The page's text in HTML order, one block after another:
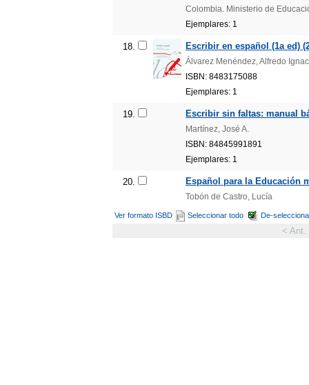
Colombia. Ministerio de
Ejemplares: 1
18. Escribir en español (1a ed)
Álvarez Menéndez, Alfredo
ISBN: 8483175088
Ejemplares: 1
19. Escribir sin faltas: manual
Martínez, José A.
ISBN: 84845991891
Ejemplares: 1
20. Español para la Educación
Tobón de Castro, Lucía
Ver formato ISBD Seleccionar todo De-
< Ant.